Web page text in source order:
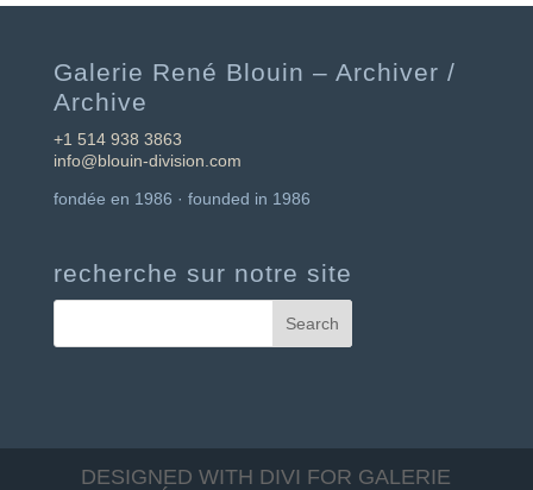
Galerie René Blouin – Archiver /
Archive
+1 514 938 3863
info@blouin-division.com
fondée en 1986 · founded in 1986
recherche sur notre site
DESIGNED WITH DIVI FOR GALERIE